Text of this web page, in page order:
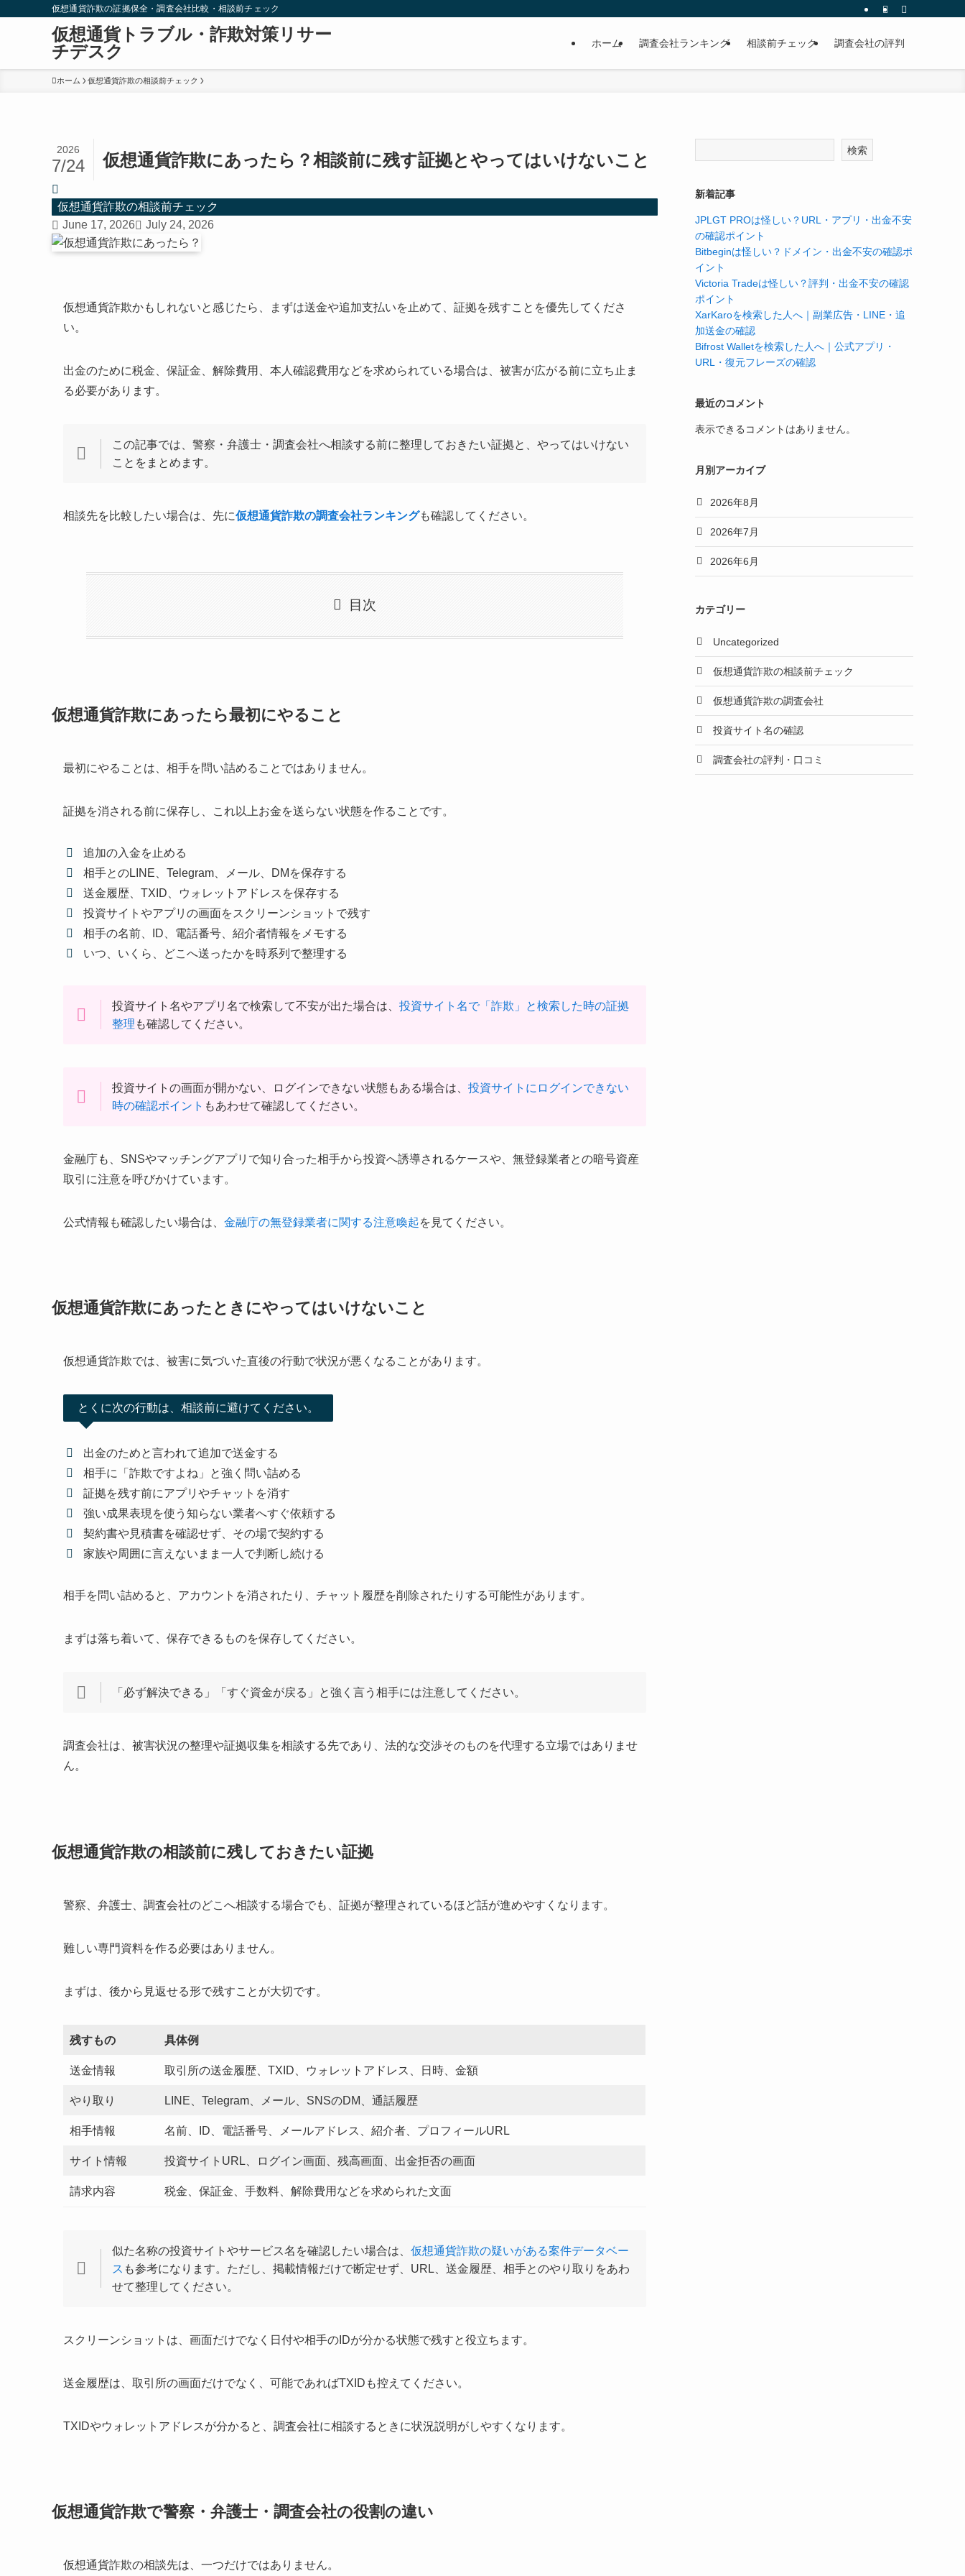
仮想通貨詐欺の証拠保全・調査会社比較・相談前チェック
仮想通貨トラブル・詐欺対策リサー
チデスク
ホーム 調査会社ランキング 相談前チェック 調査会社の評判
ホーム 仮想通貨詐欺の相談前チェック
仮想通貨詐欺にあったら？相談前に残す証拠とやってはいけないこと
2026
7/24
仮想通貨詐欺の相談前チェック
June 17, 2026
July 24, 2026
仮想通貨詐欺かもしれないと感じたら、まずは送金や追加支払いを止めて、証拠を残すことを優先してくださ
い。
出金のために税金、保証金、解除費用、本人確認費用などを求められている場合は、被害が広がる前に立ち止ま
る必要があります。
この記事では、警察・弁護士・調査会社へ相談する前に整理しておきたい証拠と、やってはいけない
ことをまとめます。
相談先を比較したい場合は、先に仮想通貨詐欺の調査会社ランキングも確認してください。
目次
仮想通貨詐欺にあったら最初にやること
最初にやることは、相手を問い詰めることではありません。
証拠を消される前に保存し、これ以上お金を送らない状態を作ることです。
追加の入金を止める
相手とのLINE、Telegram、メール、DMを保存する
送金履歴、TXID、ウォレットアドレスを保存する
投資サイトやアプリの画面をスクリーンショットで残す
相手の名前、ID、電話番号、紹介者情報をメモする
いつ、いくら、どこへ送ったかを時系列で整理する
投資サイト名やアプリ名で検索して不安が出た場合は、 投資サイト名で「詐欺」と検索した時の証拠
整理 も確認してください。
投資サイトの画面が開かない、ログインできない状態もある場合は、 投資サイトにログインできない
時の確認ポイント もあわせて確認してください。
金融庁も、SNSやマッチングアプリで知り合った相手から投資へ誘導されるケースや、無登録業者との暗号資産
取引に注意を呼びかけています。
公式情報も確認したい場合は、 金融庁の無登録業者に関する注意喚起を見てください。
仮想通貨詐欺にあったときにやってはいけないこと
仮想通貨詐欺では、被害に気づいた直後の行動で状況が悪くなることがあります。
とくに次の行動は、相談前に避けてください。
出金のためと言われて追加で送金する
相手に「詐欺ですよね」と強く問い詰める
証拠を残す前にアプリやチャットを消す
強い成果表現を使う知らない業者へすぐ依頼する
契約書や見積書を確認せず、その場で契約する
家族や周囲に言えないまま一人で判断し続ける
相手を問い詰めると、アカウントを消されたり、チャット履歴を削除されたりする可能性があります。
まずは落ち着いて、保存できるものを保存してください。
「必ず解決できる」「すぐ資金が戻る」と強く言う相手には注意してください。
調査会社は、被害状況の整理や証拠収集を相談する先であり、法的な交渉そのものを代理する立場ではありませ
ん。
仮想通貨詐欺の相談前に残しておきたい証拠
警察、弁護士、調査会社のどこへ相談する場合でも、証拠が整理されているほど話が進めやすくなります。
難しい専門資料を作る必要はありません。
まずは、後から見返せる形で残すことが大切です。
残すもの 具体例
送金情報 取引所の送金履歴、TXID、ウォレットアドレス、日時、金額
やり取り LINE、Telegram、メール、SNSのDM、通話履歴
相手情報 名前、ID、電話番号、メールアドレス、紹介者、プロフィールURL
サイト情報 投資サイトURL、ログイン画面、残高画面、出金拒否の画面
請求内容 税金、保証金、手数料、解除費用などを求められた文面
似た名称の投資サイトやサービス名を確認したい場合は、 仮想通貨詐欺の疑いがある案件データベー
ス も参考になります。ただし、掲載情報だけで断定せず、URL、送金履歴、相手とのやり取りをあわ
せて整理してください。
スクリーンショットは、画面だけでなく日付や相手のIDが分かる状態で残すと役立ちます。
送金履歴は、取引所の画面だけでなく、可能であればTXIDも控えてください。
TXIDやウォレットアドレスが分かると、調査会社に相談するときに状況説明がしやすくなります。
仮想通貨詐欺で警察・弁護士・調査会社の役割の違い
仮想通貨詐欺の相談先は、一つだけではありません。
検索
新着記事
JPLGT PROは怪しい？URL・アプリ・出金不安
の確認ポイント
Bitbeginは怪しい？ドメイン・出金不安の確認ポ
イント
Victoria Tradeは怪しい？評判・出金不安の確認
ポイント
XarKaroを検索した人へ｜副業広告・LINE・追
加送金の確認
Bifrost Walletを検索した人へ｜公式アプリ・
URL・復元フレーズの確認
最近のコメント
表示できるコメントはありません。
月別アーカイブ
2026年8月
2026年7月
2026年6月
カテゴリー
Uncategorized
仮想通貨詐欺の相談前チェック
仮想通貨詐欺の調査会社
投資サイト名の確認
調査会社の評判・口コミ